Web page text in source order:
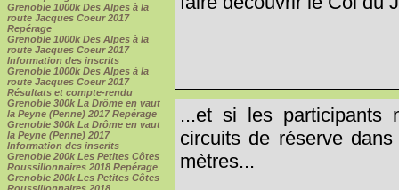
Grenoble 1000k Des Alpes à la
route Jacques Coeur 2017
Repérage
Grenoble 1000k Des Alpes à la
route Jacques Coeur 2017
Information des inscrits
Grenoble 1000k Des Alpes à la
route Jacques Coeur 2017
Résultats et compte-rendu
Grenoble 300k La Drôme en vaut
la Peyne (Penne) 2017 Repérage
Grenoble 300k La Drôme en vaut
la Peyne (Penne) 2017
Information des inscrits
Grenoble 200k Les Petites Côtes
Roussillonnaires 2018 Repérage
Grenoble 200k Les Petites Côtes
...et si les participants
circuits de réserve
mètres...